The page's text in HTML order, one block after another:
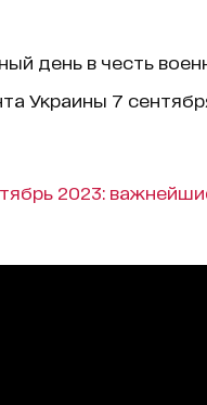
день в честь
Украины 7
2023: